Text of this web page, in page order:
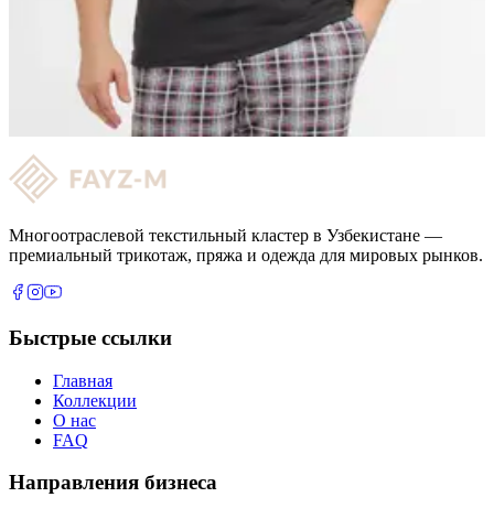
Многоотраслевой текстильный кластер в Узбекистане —
премиальный трикотаж, пряжа и одежда для мировых рынков.
Быстрые ссылки
Главная
Коллекции
О нас
FAQ
Направления бизнеса